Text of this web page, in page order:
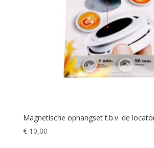
Magnetische ophangset t.b.v. de
€10,00